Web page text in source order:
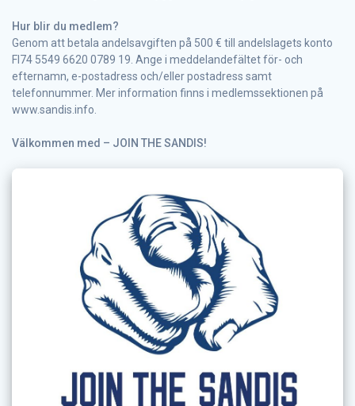
Hur blir du medlem?
Genom att betala andelsavgiften på 500 € till andelslagets konto
FI74 5549 6620 0789 19. Ange i meddelandefältet för- och
efternamn, e-postadress och/eller postadress samt
telefonnummer. Mer information finns i medlemssektionen på
www.sandis.info.
Välkommen med – JOIN THE SANDIS!